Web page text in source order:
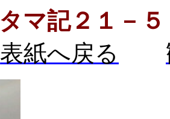
マ記２１－
表紙へ戻る